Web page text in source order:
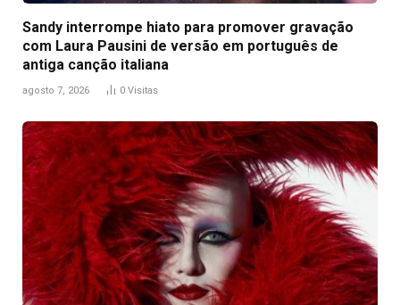
Sandy interrompe hiato para promover gravação
com Laura Pausini de versão em português de
antiga canção italiana
agosto 7, 2026 0 Visitas